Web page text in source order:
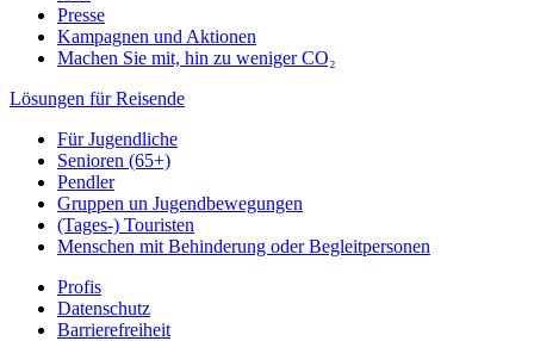
Presse
Kampagnen und Aktionen
Machen Sie mit, hin zu weniger CO₂
Lösungen für Reisende
Für Jugendliche
Senioren (65+)
Pendler
Gruppen un Jugendbewegungen
(Tages-) Touristen
Menschen mit Behinderung oder Begleitpersonen
Profis
Datenschutz
Barrierefreiheit